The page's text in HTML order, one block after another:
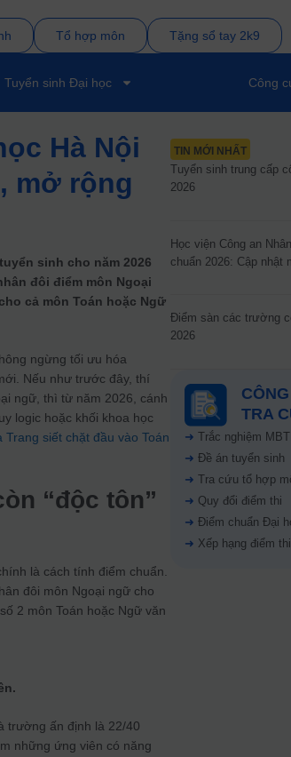
Tổ hợp môn Tặng sổ tay 2k9
Tuyển sinh Đại học Công
Hà Nội
mở rộng
sinh cho năm 2026
đôi điểm môn Ngoại
cả môn Toán hoặc Ngữ
ngừng tối ưu hóa
Nếu như trước đây, thí
ngữ, thì từ năm 2026, cánh
logic hoặc khối khoa học
Trang siết chặt đầu vào Toán
“độc tôn”
là cách tính điểm chuẩn.
đôi môn Ngoại ngữ cho
2 môn Toán hoặc Ngữ văn
trường ấn định là 22/40
những ứng viên có năng
TIN MỚI NHẤT
Tuyển sinh trung cấp
2026
Học viện Công an
chuẩn 2026: Cập nhật
Điểm sàn các trường
2026
TRA
➜ Trắc nghiệm MBTI
➜ Đề án tuyển sinh
➜ Tra cứu tổ hợp
➜ Quy đổi điểm thi
➜ Điểm chuẩn Đại
➜ Xếp hạng điểm thi